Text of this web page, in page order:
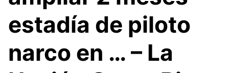
estadía de piloto
narco en … – La